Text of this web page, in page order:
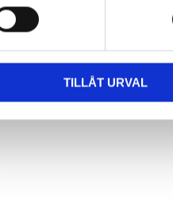
TILLÅT URVAL
(styrdäck)